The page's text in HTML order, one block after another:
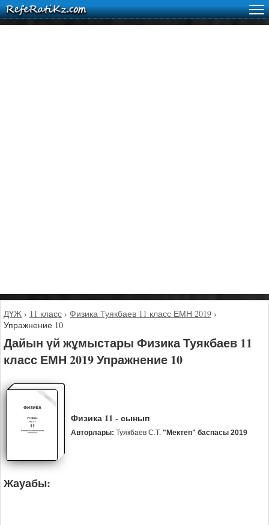
ДҮЖ › 11 класс › Физика Туякбаев 11 класс ЕМН 2019 ›
Упражнение 10
Дайын үй жұмыстары Физика Туякбаев 11
класс ЕМН 2019 Упражнение 10
Физика 11 - сынып
Авторлары: Туякбаев С.Т. "Мектеп" баспасы 2019
Жауабы: